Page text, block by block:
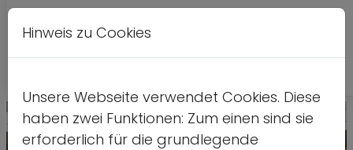
Hinweis zu Cookies
Unsere Webseite verwendet Cookies. Diese
haben zwei Funktionen: Zum einen sind sie
erforderlich für die grundlegende